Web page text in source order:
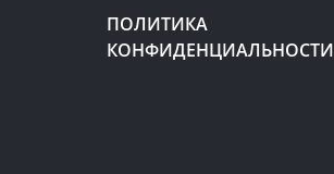
ПОЛИТИКА
КОНФИДЕНЦИАЛЬНОСТИ